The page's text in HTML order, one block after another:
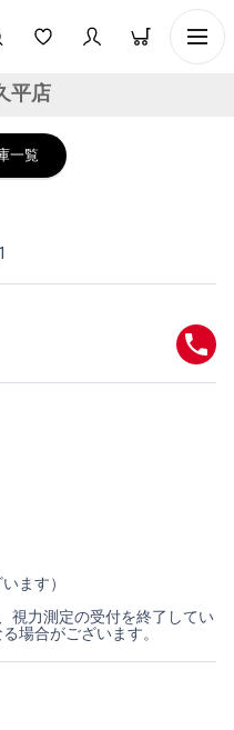
平店
一覧
ます）
視力測定の受付を終了してい
場合がございます。